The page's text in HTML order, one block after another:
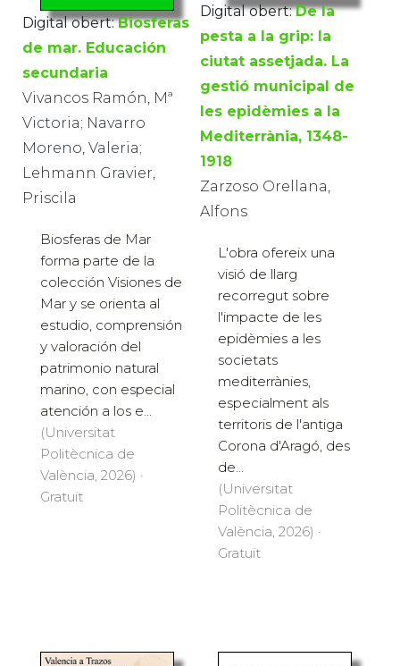
Digital obert: Biosferas
de mar. Educación
secundaria
Vivancos Ramón, Mª
Victoria; Navarro
Moreno, Valeria;
Lehmann Gravier,
Priscila
Biosferas de Mar
forma parte de la
colección Visiones de
Mar y se orienta al
estudio, comprensión
y valoración del
patrimonio natural
marino, con especial
atención a los e...
(Universitat
Politècnica de
València, 2026) ·
Gratuït
Digital obert: De la
pesta a la grip: la
ciutat assetjada. La
gestió municipal de
les epidèmies a la
Mediterrània, 1348-
1918
Zarzoso Orellana,
Alfons
L'obra ofereix una
visió de llarg
recorregut sobre
l'impacte de les
epidèmies a les
societats
mediterrànies,
especialment als
territoris de l'antiga
Corona d'Aragó, des
de...
(Universitat
Politècnica de
València, 2026) ·
Gratuït